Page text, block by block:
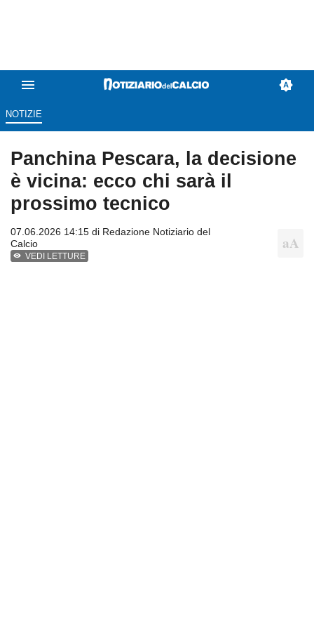
NOTIZIE
Panchina Pescara, la decisione
è vicina: ecco chi sarà il
prossimo tecnico
07.06.2026 14:15 di Redazione Notiziario del
Calcio
VEDI LETTURE